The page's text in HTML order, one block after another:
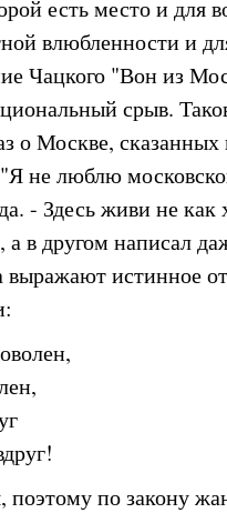
есть место и для
влюбленности и
Чацкого "Вон из
срыв.
о Москве, сказанных
не люблю
- Здесь живи не как
а в другом написал
выражают истинное
поэтому по закону